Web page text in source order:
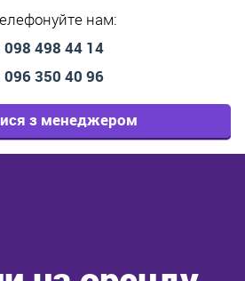
нам:
098 498 44 14
096 350 40 96
з менеджером